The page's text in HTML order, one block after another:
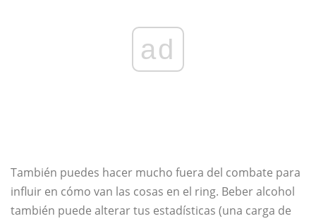
ad
También puedes hacer mucho fuera del combate para
influir en cómo van las cosas en el ring. Beber alcohol
también puede alterar tus estadísticas (una carga de